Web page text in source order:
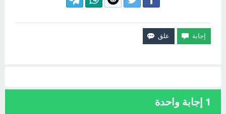
1 إجابة واحدة